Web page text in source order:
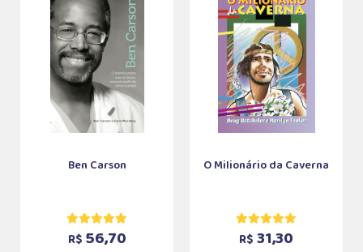
Ben Carson
R$ 56,70
O Milionário da Caverna
R$ 31,30